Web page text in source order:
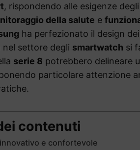
, rispondendo alle esigenze
della salute e
ha perfezionato il design
settore degli smartwatch si
serie 8 potrebbero delineare
particolare attenzione
contenuti
e confortevole